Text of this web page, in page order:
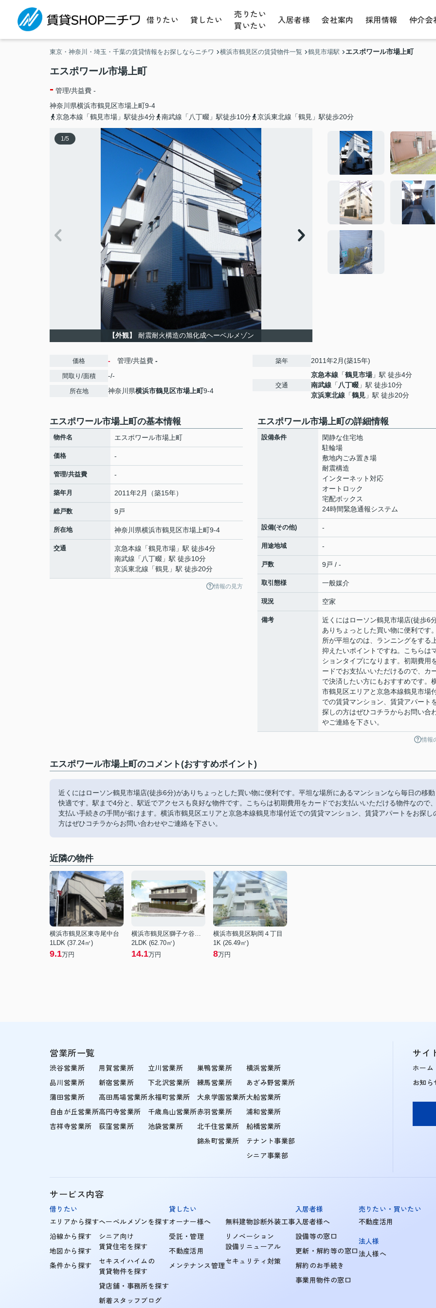
借りたい 貸したい
売りたい
買いたい
入居者様 会社案内 採用情報 仲介会
東京・神奈川・埼玉・千葉の賃貸情報をお探しならニチワ 横浜市鶴見区の賃貸物件一覧 鶴見市場駅 エスポワール市場上町
エスポワール市場上町
- 管理/共益費 -
神奈川県横浜市鶴見区市場上町9-4
京急本線「鶴見市場」駅徒歩4分
南武線「八丁畷」駅徒歩10分 京浜東北線「鶴見」駅徒歩20分
1/5
【外観】 耐震耐火構造の旭化成ヘーベルメゾン
価格 - 管理/共益費 -
間取り/面積 -/-
所在地 神奈川県横浜市鶴見区市場上町9-4
築年 2011年2月(築15年)
交通
京急本線 「鶴見市場」駅 徒歩4分
南武線 「 八丁畷 」駅 徒歩10分
京浜東北線 「鶴見 」駅 徒歩20分
エスポワール市場上町の基本情報
物件名 エスポワール市場上町
価格 -
管理/共益費 -
築年月 2011年2月（築15年）
総戸数 9戸
所在地 神奈川県横浜市鶴見区市場上町9-4
交通 京急本線 「鶴見市場 」駅 徒歩4分
南武線 「 八丁畷 」駅 徒歩10分
京浜東北線 「鶴見 」駅 徒歩20分
情報の見方
エスポワール市場上町の詳細情報
設備条件
閑静な住宅地
駐輪場
敷地内ごみ置き場
耐震構造
インターネット対応
オートロック
宅配ボックス
24時間緊急通報システム
設備(その他) -
用途地域 -
戸数 9戸 / -
取引態様 一般媒介
現況 空家
備考
近くにはローソン鶴見市場店(徒歩6
ありちょっとした買い物に便利です
所が平坦なのは、ランニングをする
抑えたいポイントですね。こちらは
ションタイプになります。初期費用
ードでお支払いいただけるので、カ
で決済したい方にもおすすめです。
市鶴見区エリアと京急本線鶴見市場
での賃貸マンション、賃貸アパート
探しの方はぜひコチラからお問い合
やご連絡を下さい。
情報
エスポワール市場上町のコメント(おすすめポイント)
近くにはローソン鶴見市場店(徒歩6分)がありちょっとした買い物に便利です。平坦な場所にあるマンションなら毎日の移動
快適です。駅まで4分と、駅近でアクセスも良好な物件です。こちらは初期費用をカードでお支払いいただける物件なので、
支払い手続きの手間が省けます。横浜市鶴見区エリアと京急本線鶴見市場付近での賃貸マンション、賃貸アパートをお探し
方はぜひコチラからお問い合わせやご連絡を下さい。
近隣の物件
横浜市鶴見区東寺尾中台
1LDK (37.24㎡)
9.1万円
横浜市鶴見区獅子ケ谷１丁目
2LDK (62.70㎡)
14.1万円
横浜市鶴見区駒岡４丁目
1K (26.49㎡)
8万円
営業所一覧
渋谷営業所
品川営業所
蒲田営業所
自由が丘営業所
吉祥寺営業所
用賀営業所
新宿営業所
高田馬場営業所
高円寺営業所
荻窪営業所
立川営業所
下北沢営業所
永福町営業所
千歳烏山営業所
池袋営業所
巣鴨営業所
練馬営業所
大泉学園営業所
赤羽営業所
北千住営業所
錦糸町営業所
横浜営業所
あざみ野営業所
大船営業所
浦和営業所
船橋営業所
テナント事業部
シニア事業部
サイ
ホーム
お知ら
サービス内容
借りたい
エリアから探す
沿線から探す
地図から探す
条件から探す
ヘーベルメゾンを探す
シニア向け
賃貸住宅を探す
セキスイハイムの
賃貸物件を探す
貸店舗・事務所を探す
新着スタッフブログ
貸したい
オーナー様へ
受託・管理
不動産活用
メンテナンス管理
無料建物診断外装工事
リノベーション
設備リニューアル
セキュリティ対策
入居者様
入居者様へ
設備等の窓口
更新・解約等の窓口
解約のお手続き
事業用物件の窓口
売りたい・買いたい
不動産活用
法人様
法人様へ